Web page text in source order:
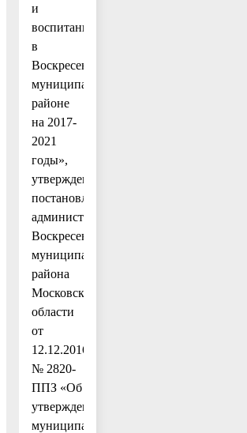
и
воспитания
в
Воскресенском
муниципальном
районе
на 2017-
2021
годы»,
утвержденную
постановлением
администрации
Воскресенского
муниципального
района
Московской
области
от
12.12.2016
№ 2820-
ППЗ «Об
утверждении
муниципальной